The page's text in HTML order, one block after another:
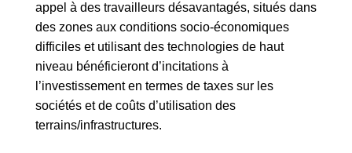
appel à des travailleurs désavantagés, situés dans
des zones aux conditions socio-économiques
difficiles et utilisant des technologies de haut
niveau bénéficieront d’incitations à
l’investissement en termes de taxes sur les
sociétés et de coûts d’utilisation des
terrains/infrastructures.